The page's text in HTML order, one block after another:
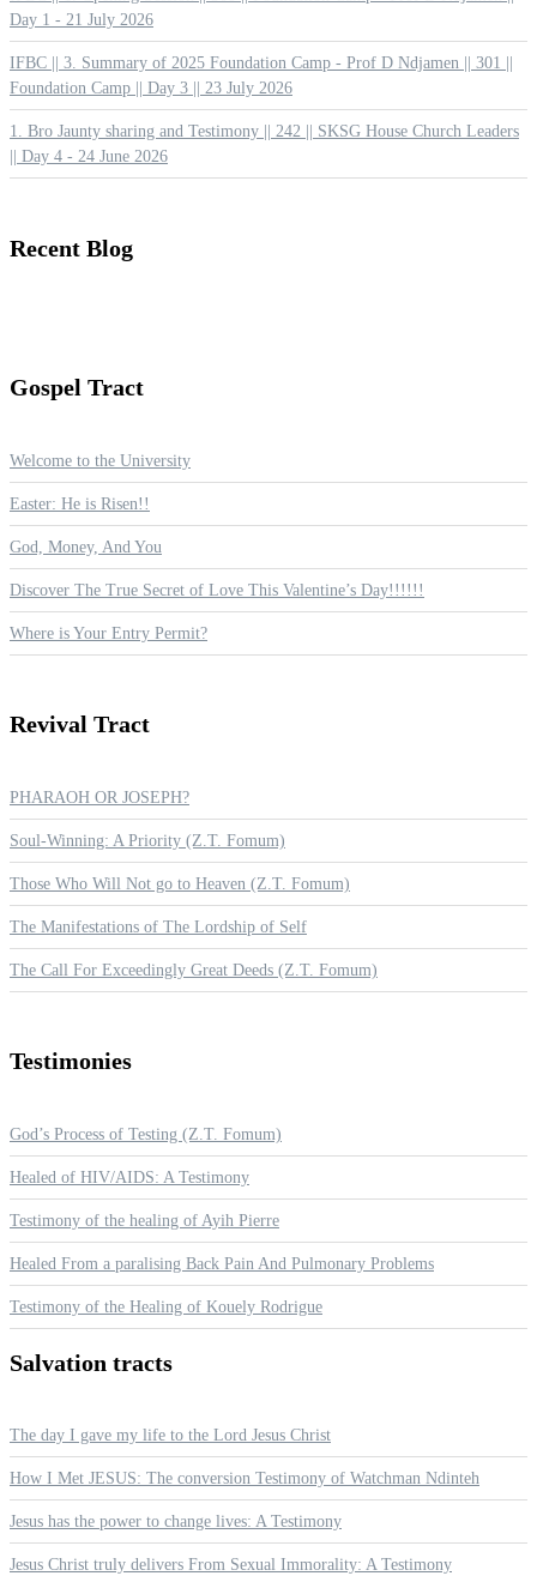
Day 1 - 21 July 2026
IFBC || 3. Summary of 2025 Foundation Camp - Prof D Ndjamen || 301 ||
Foundation Camp || Day 3 || 23 July 2026
1. Bro Jaunty sharing and Testimony || 242 || SKSG House Church Leaders
|| Day 4 - 24 June 2026
Recent Blog
Gospel Tract
Welcome to the University
Easter: He is Risen!!
God, Money, And You
Discover The True Secret of Love This Valentine’s Day!!!!!!
Where is Your Entry Permit?
Revival Tract
PHARAOH OR JOSEPH?
Soul-Winning: A Priority (Z.T. Fomum)
Those Who Will Not go to Heaven (Z.T. Fomum)
The Manifestations of The Lordship of Self
The Call For Exceedingly Great Deeds (Z.T. Fomum)
Testimonies
God’s Process of Testing (Z.T. Fomum)
Healed of HIV/AIDS: A Testimony
Testimony of the healing of Ayih Pierre
Healed From a paralising Back Pain And Pulmonary Problems
Testimony of the Healing of Kouely Rodrigue
Salvation tracts
The day I gave my life to the Lord Jesus Christ
How I Met JESUS: The conversion Testimony of Watchman Ndinteh
Jesus has the power to change lives: A Testimony
Jesus Christ truly delivers From Sexual Immorality: A Testimony